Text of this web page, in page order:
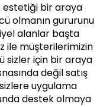
estetiği bir araya
olmanın gururunu
alanlar başta
ile müşterilerimizin
sizler için bir araya
değil satış
uygulama
destek olmaya